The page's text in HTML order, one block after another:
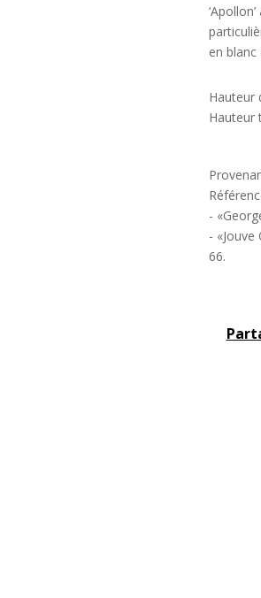
en blanc
Hauteur
Hauteur
-
-
66.